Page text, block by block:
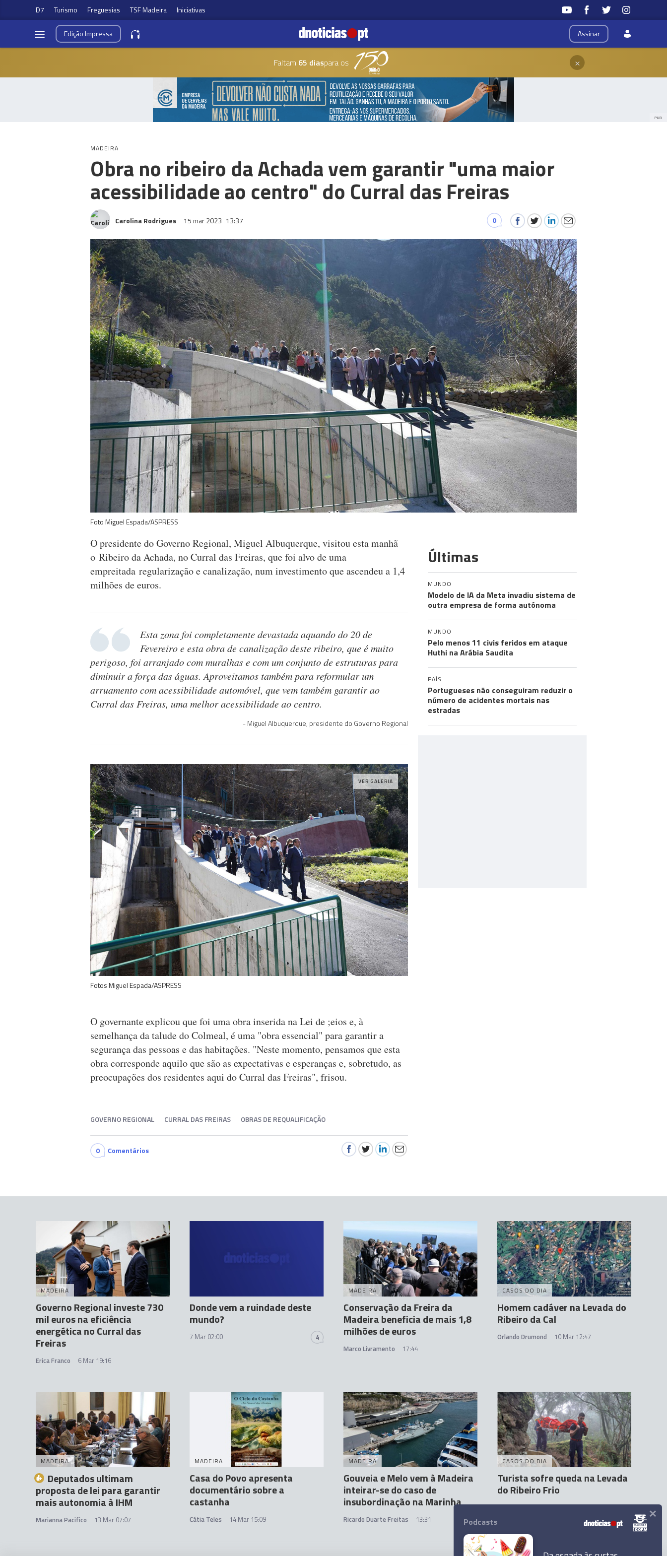
D7 Turismo Freguesias TSF Madeira Iniciativas
Assinar
EdiçãoImpressa
Faltam 65 diaspara os ×
PUB
MADEIRA
Obra no ribeiro da Achada vem garantir "uma maior
acessibilidade ao centro" do Curral das Freiras
Carolina Rodrigues 15 mar 2023 13:37 0
Foto Miguel Espada/ASPRESS
O presidente do Governo Regional, Miguel Albuquerque, visitou esta manhã
o Ribeiro da Achada, no Curral das Freiras, que foi alvo de uma
empreitada regularização e canalização, num investimento que ascendeu a 1,4
milhões de euros.
Esta zona foi completamente devastada aquando do 20 de
Fevereiro e esta obra de canalização deste ribeiro, que é muito
perigoso, foi arranjado com muralhas e com um conjunto de estruturas para
diminuir a força das águas. Aproveitamos também para reformular um
arruamento com acessibilidade automóvel, que vem também garantir ao
Curral das Freiras, uma melhor acessibilidade ao centro.
Miguel Albuquerque, presidente do Governo Regional
VER GALERIA
Fotos Miguel Espada/ASPRESS
O governante explicou que foi uma obra inserida na Lei de ;eios e, à
semelhança da talude do Colmeal, é uma "obra essencial" para garantir a
segurança das pessoas e das habitações. "Neste momento, pensamos que esta
obra corresponde aquilo que são as expectativas e esperanças e, sobretudo, as
preocupações dos residentes aqui do Curral das Freiras", frisou.
GOVERNO REGIONAL CURRAL DAS FREIRAS OBRAS DE REQUALIFICAÇÃO
0 Comentários
Últimas
MUNDO
Modelo de IA da Meta invadiu sistema de
outra empresa de forma autónoma
MUNDO
Pelo menos 11 civis feridos em ataque
Huthi na Arábia Saudita
PAÍS
Portugueses não conseguiram reduzir o
número de acidentes mortais nas
estradas
MADEIRA
Governo Regional investe 730
mil euros na eficiência
energética no Curral das
Freiras
Erica Franco 6 Mar 19:16
Donde vem a ruindade deste
mundo?
7 Mar 02:00 4
MADEIRA
Conservação da Freira da
Madeira beneficia de mais 1,8
milhões de euros
Marco Livramento 17:44
CASOS DO DIA
Homem cadáver na Levada do
Ribeiro da Cal
Orlando Drumond 10 Mar 12:47
MADEIRA
Deputados ultimam
proposta de lei para garantir
mais autonomia à IHM
Marianna Pacifico 13 Mar 07:07
MADEIRA
Casa do Povo apresenta
documentário sobre a
castanha
Cátia Teles 14 Mar 15:09
MADEIRA
Gouveia e Melo vem à Madeira
inteirar-se do caso de
insubordinação na Marinha
Ricardo Duarte Freitas 13:31 2
CASOS DO DIA
Turista sofre queda na Levada
do Ribeiro Frio
Andreína Ferreira 13 Mar 17:41
Podcasts ×